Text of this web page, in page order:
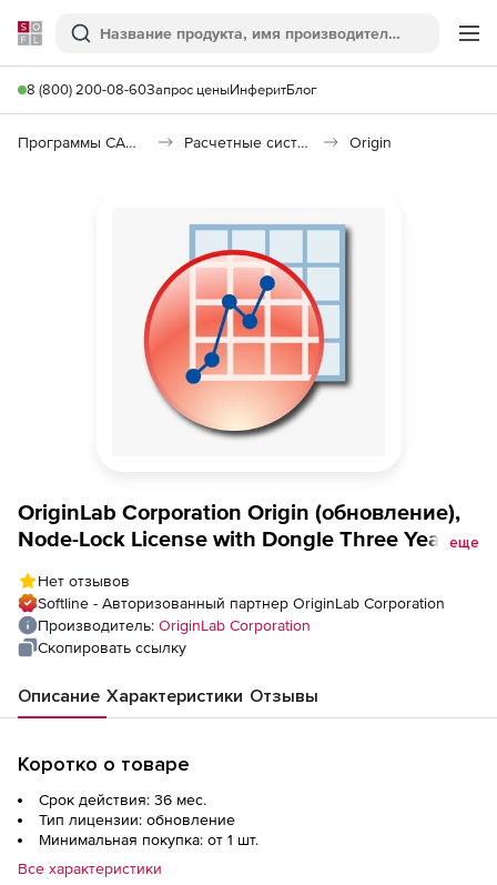
Softline
Поиск
8 (800) 200-08-60Запрос ценыИнферитБлог
Программы САПР и ГИС Расчетные системы и Научное программное обеспечение Origin
OriginLab Corporation Origin (обновление),
Node-Lock License with Dongle Three Years-еще
Нет отзывов
Softline - Авторизованный партнер OriginLab Corporation
Производитель: OriginLab Corporation
Скопировать ссылку
Описание Характеристики Отзывы
Коротко о товаре
Срок действия: 36 мес.
Тип лицензии: обновление
Минимальная покупка: от 1 шт.
Все характеристики